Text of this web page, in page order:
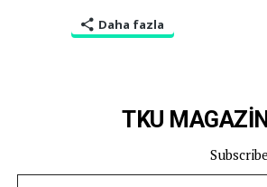
Daha fazla
TKU
E-postanızı yazın…